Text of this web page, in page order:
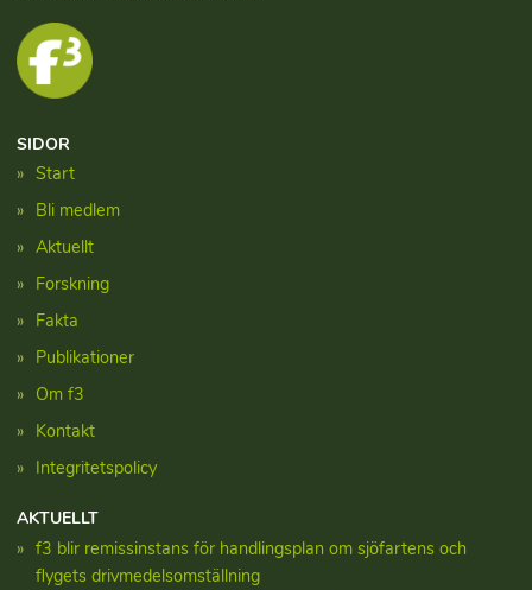
SIDOR
Start
Bli medlem
Aktuellt
Forskning
Fakta
Publikationer
Om f3
Kontakt
Integritetspolicy
AKTUELLT
f3 blir remissinstans för handlingsplan om sjöfartens och
flygets drivmedelsomställning